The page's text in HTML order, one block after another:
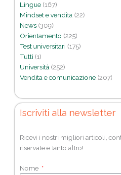
Lingue (167)
Mindset e vendita (22)
News (309)
Orientamento (225)
Test universitari (175)
Tutti (1)
Università (252)
Vendita e comunicazione (207)
Iscriviti alla newsletter
Ricevi i nostri migliori articoli,
riservate e tanto altro!
Nome